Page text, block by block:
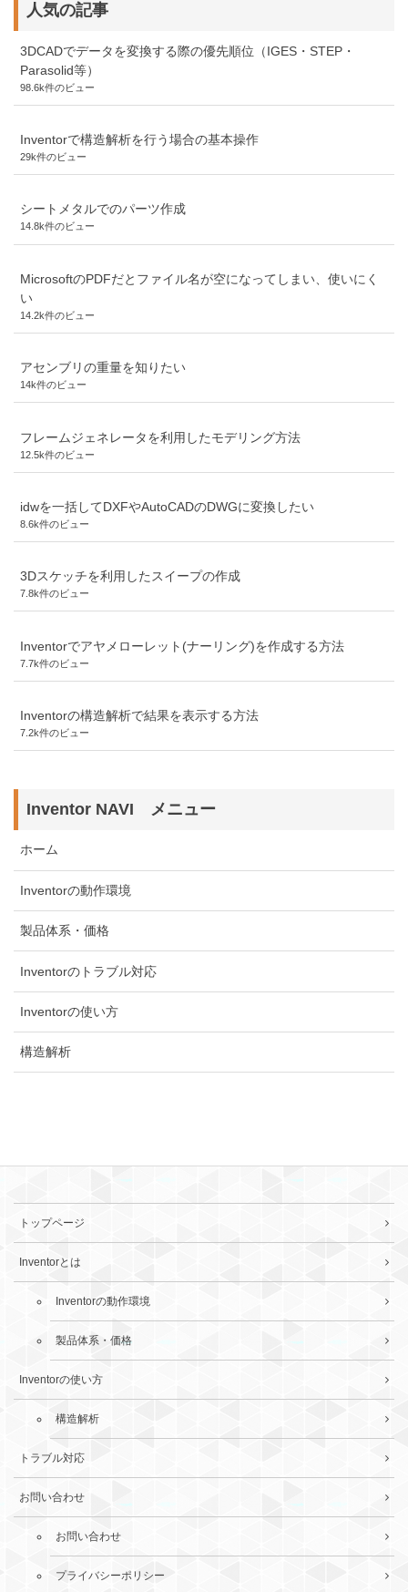
人気の記事
3DCADでデータを変換する際の優先順位（IGES・STEP・
Parasolid等）
98.6k件のビュー
Inventorで構造解析を行う場合の基本操作
29k件のビュー
シートメタルでのパーツ作成
14.8k件のビュー
MicrosoftのPDFだとファイル名が空になってしまい、使いにく
い
14.2k件のビュー
アセンブリの重量を知りたい
14k件のビュー
フレームジェネレータを利用したモデリング方法
12.5k件のビュー
idwを一括してDXFやAutoCADのDWGに変換したい
8.6k件のビュー
3Dスケッチを利用したスイープの作成
7.8k件のビュー
Inventorでアヤメローレット(ナーリング)を作成する方法
7.7k件のビュー
Inventorの構造解析で結果を表示する方法
7.2k件のビュー
Inventor NAVI メニュー
ホーム
Inventorの動作環境
製品体系・価格
Inventorのトラブル対応
Inventorの使い方
構造解析
トップページ
Inventorとは
Inventorの動作環境
製品体系・価格
Inventorの使い方
構造解析
トラブル対応
お問い合わせ
お問い合わせ
プライバシーポリシー